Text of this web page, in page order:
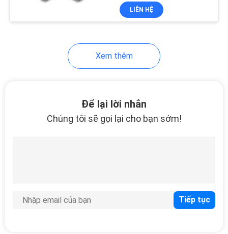
Trượt trên mặt bích
LIÊN HỆ
Xem thêm
Để lại lời nhắn
Chúng tôi sẽ gọi lại cho bạn sớm!